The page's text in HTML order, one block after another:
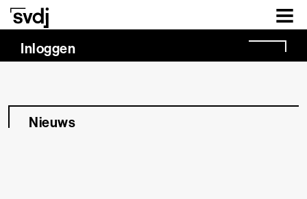
Naar hoofdinhoud
Inloggen
Nieuws